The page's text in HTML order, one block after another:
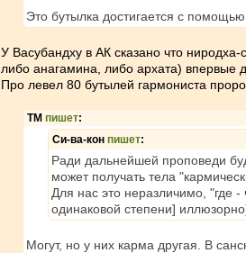
Это бутылка достигается с
У Васубандху в АК сказано что
либо анагамина, либо архата) впервые
Про левел 80 бутылей гармониста
ТМ пишет:
Си-ва-кон пишет:
Ради дальнейшей проповеди
может получать тела
Для нас это неразличимо, "где
одинаковой степени]
Могут, но у них карма другая. В